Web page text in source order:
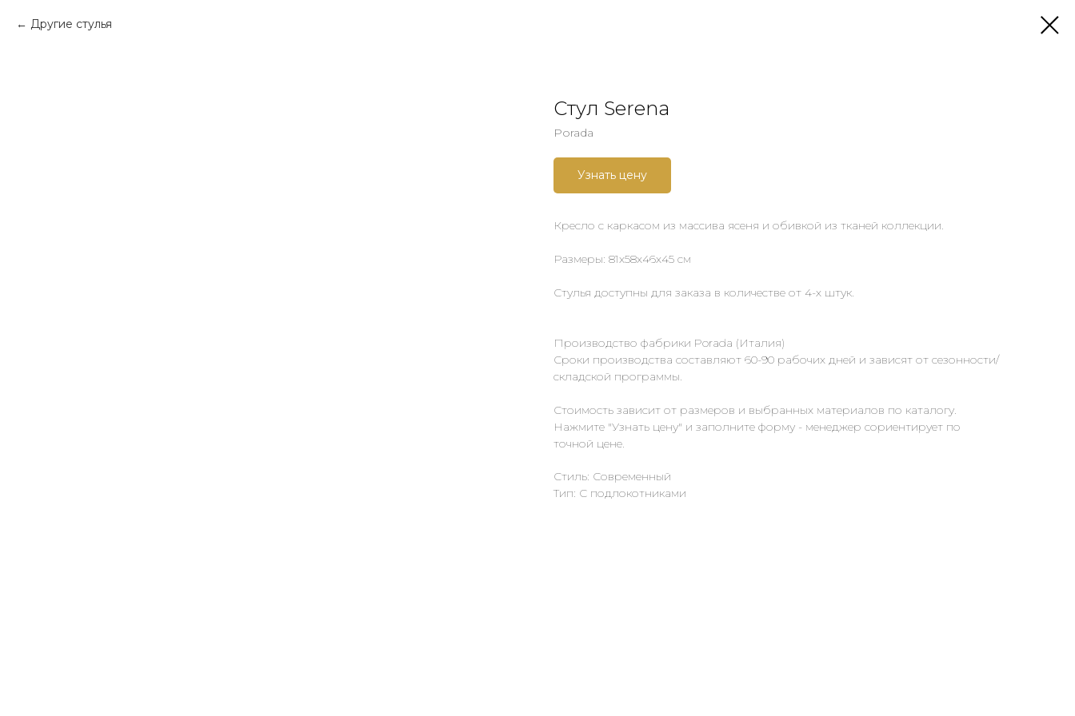
Другие стулья
Стул Serena
Porada
Узнать цену
Кресло с каркасом из массива ясеня и обивкой из тканей коллекции.
Размеры: 81х58х46х45 см
Стулья доступны для заказа в количестве от 4-х штук.
Производство фабрики Porada (Италия)
Сроки производства составляют 60-90 рабочих дней и зависят от сезонности/
складской программы.
Стоимость зависит от размеров и выбранных материалов по каталогу.
Нажмите "Узнать цену" и заполните форму - менеджер сориентирует по
точной цене.
Стиль: Современный
Тип: С подлокотниками